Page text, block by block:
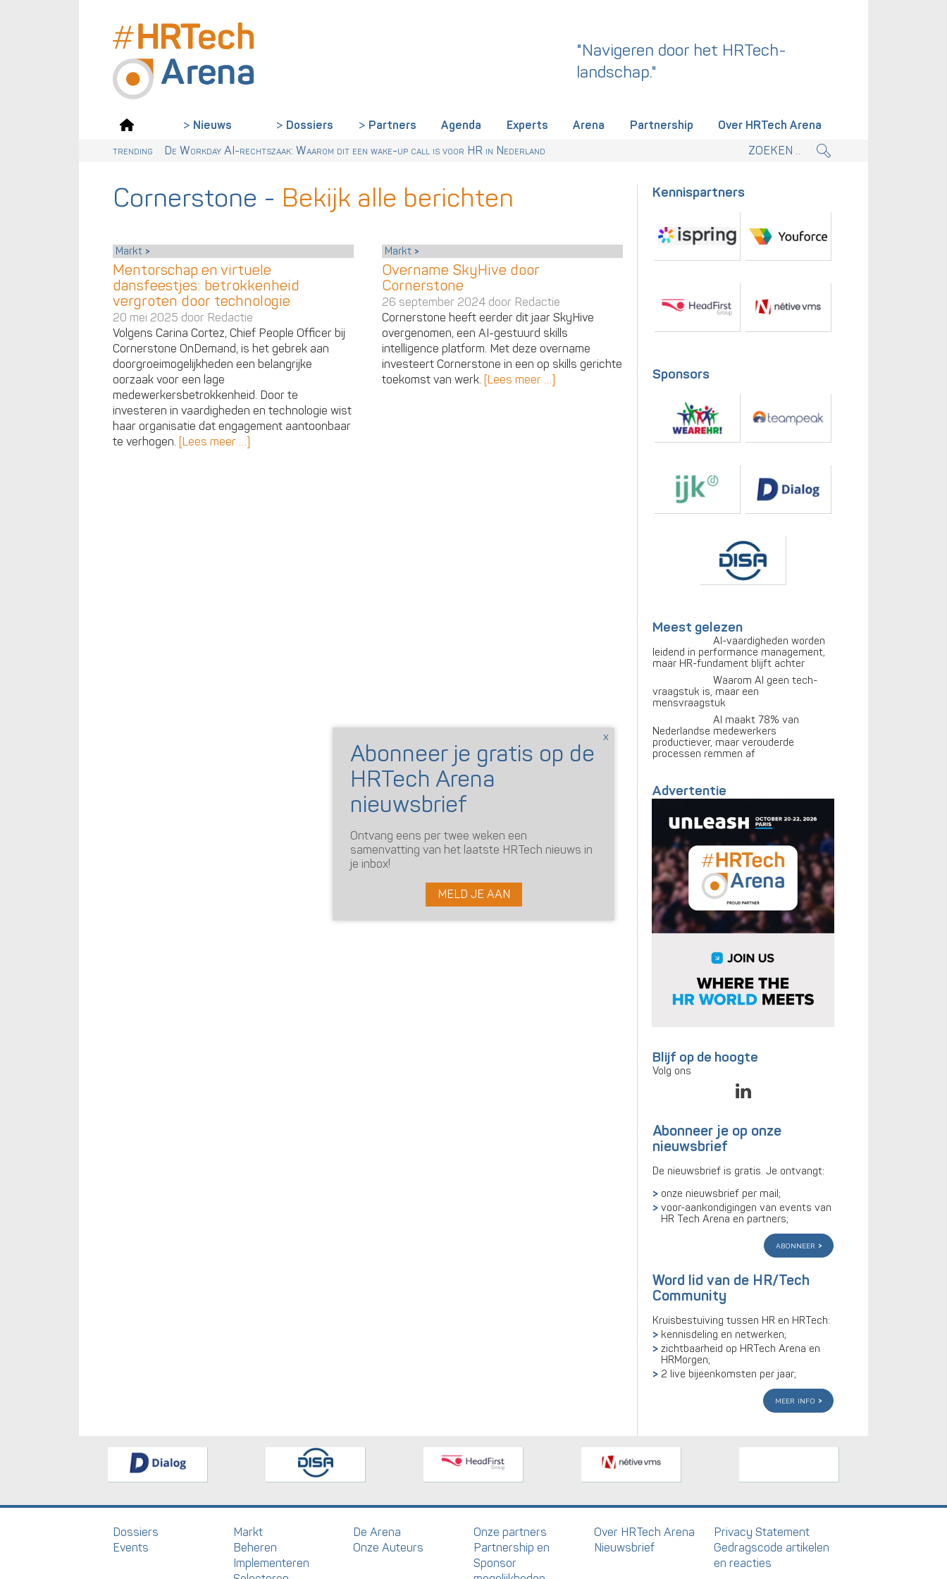
"Navigeren door het HRTech-
landschap."
Nieuws Dossiers Partners Agenda Experts Arena Partnership
Over HRTech Arena
trending
Digitalisering & AI cruciaal voor Talentstrategie kabinet. Skills-gerichte arbeidsmarkt onderdeel actieplan.
Wet loontransparantie: dit moet HR nu al regelen
Van dialect naar ABN: waarom Nederland een gemeenschappelijke skillstaal nodig heeft
De Workday AI-rechtszaak: Waarom dit een wake-up call is voor HR in Nederland
Cornerstone - Bekijk alle berichten
Markt
Mentorschap en virtuele
dansfeestjes: betrokkenheid
vergroten door technologie
20 mei 2025 door Redactie
Volgens Carina Cortez, Chief People Officer bij
Cornerstone OnDemand, is het gebrek aan
doorgroeimogelijkheden een belangrijke
oorzaak voor een lage
medewerkersbetrokkenheid. Door te
investeren in vaardigheden en technologie wist
haar organisatie dat engagement aantoonbaar
te verhogen. [Lees meer …]
Markt
Overname SkyHive door
Cornerstone
26 september 2024 door Redactie
Cornerstone heeft eerder dit jaar SkyHive
overgenomen, een AI-gestuurd skills
intelligence platform. Met deze overname
investeert Cornerstone in een op skills gerichte
toekomst van werk. [Lees meer …]
Kennispartners
Sponsors
Meest gelezen
AI-vaardigheden worden
leidend in performance management,
maar HR-fundament blijft achter
Waarom AI geen tech-
vraagstuk is, maar een
mensvraagstuk
AI maakt 78% van
Nederlandse medewerkers
productiever, maar verouderde
processen remmen af
Advertentie
Blijf op de hoogte
Volg ons
Abonneer je op onze
nieuwsbrief
De nieuwsbrief is gratis. Je ontvangt:
onze nieuwsbrief per mail;
voor-aankondigingen van events van
HR Tech Arena en partners;
abonneer
Word lid van de HR/Tech
Community
Kruisbestuiving tussen HR en HRTech:
kennisdeling en netwerken;
zichtbaarheid op HRTech Arena en
HRMorgen;
2 live bijeenkomsten per jaar;
meer info
Dossiers
Events
Markt
Beheren
Implementeren
De Arena
Onze Auteurs
Onze partners
Partnership en
Sponsor
Over HRTech Arena
Nieuwsbrief
Privacy Statement
Gedragscode artikelen
en reacties
Ontvang eens per twee weken een
samenvatting van het laatste HRTech nieuws in
je inbox!
MELD JE AAN